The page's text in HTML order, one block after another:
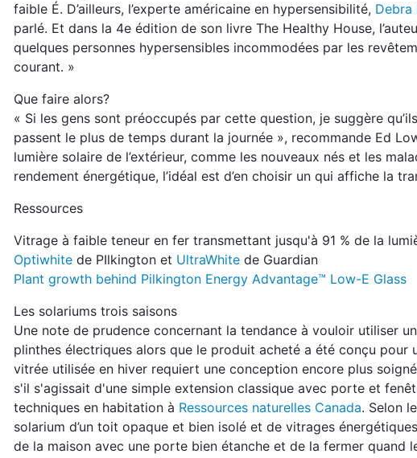
faible É. D’ailleurs, l’experte américaine en hypersensibilité, Debra
parlé. Et dans la 4e édition de son livre The Healthy House,
quelques personnes hypersensibles incommodées par les
courant. »
Que faire alors?
« Si les gens sont préoccupés par cette question, je suggère
passent le plus de temps durant la journée », recommande Ed
lumière solaire de l’extérieur, comme les nouveaux nés et les
rendement énergétique, l’idéal est d’en choisir un qui affiche la
Ressources
Vitrage à faible teneur en fer transmettant jusqu'à 91 % de la
Optiwhite de PIlkington et UltraWhite de Guardian
Plant growth behind Pilkington Energy Advantage™ Low-E Glass
Les solariums trois saisons
Une note de prudence concernant la tendance à vouloir utiliser
plinthes électriques alors que le produit acheté a été conçu
vitrée utilisée en hiver requiert une conception encore plus
s'il s'agissait d'une simple extension classique avec porte et
techniques en habitation à Ressources naturelles Canada. Selon
solarium d’un toit opaque et bien isolé et de vitrages
de la maison avec une porte bien étanche et de la fermer quand